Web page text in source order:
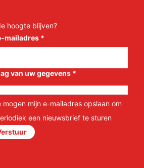
hoogte blijven?
mailadres *
van uw gegevens *
mogen mijn e-mailadres opslaan om
een nieuwsbrief te sturen